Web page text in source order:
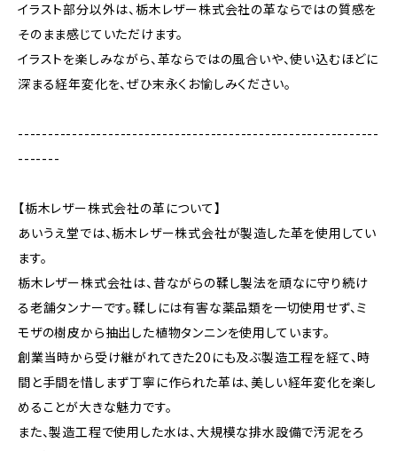
イラスト部分以外は、栃木レザー株式会社の革ならではの質感を
そのまま感じていただけます。
イラストを楽しみながら、革ならではの風合いや、使い込むほどに
深まる経年変化を、ぜひ末永くお愉しみください。
------------------------------------------------------------
-------
【栃木レザー株式会社の革について】
あいうえ堂では、栃木レザー株式会社が製造した革を使用してい
ます。
栃木レザー株式会社は、昔ながらの鞣し製法を頑なに守り続け
る老舗タンナーです。鞣しには有害な薬品類を一切使用せず、ミ
モザの樹皮から抽出した植物タンニンを使用しています。
創業当時から受け継がれてきた20にも及ぶ製造工程を経て、時
間と手間を惜しまず丁寧に作られた革は、美しい経年変化を楽し
めることが大きな魅力です。
また、製造工程で使用した水は、大規模な排水設備で汚泥をろ